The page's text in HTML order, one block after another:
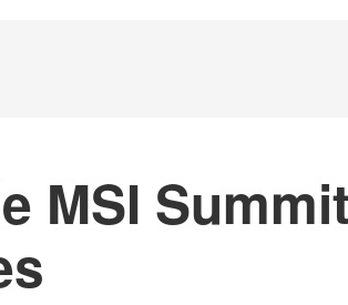
MSI Summit